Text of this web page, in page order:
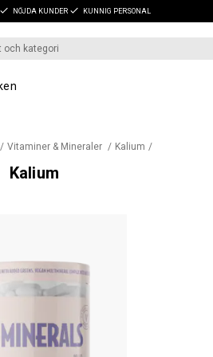
NÖJDA KUNDER KUNNIG PERSONAL
Vitaminer & Mineraler Kalium
Kalium